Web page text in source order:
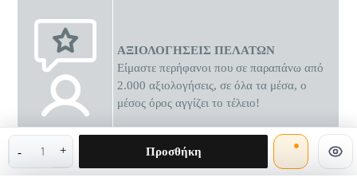
Προσθήκη
0 διαθέσιμες προσφορές
ΑΞΙΟΛΟΓΗΣΕΙΣ ΠΕΛΑΤΩΝ
Είμαστε περήφανοι που σε παραπάνω από
2.000 αξιολογήσεις, σε όλα τα μέσα, ο
μέσος όρος αγγίζει το τέλειο!